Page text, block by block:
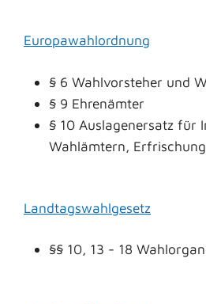
Europawahlordnung
§ 6 Wahlvorsteher und
§ 9 Ehrenämter
§ 10 Auslagenersatz für
Wahlämtern,
Landtagswahlgesetz
§§ 10, 13 - 18 Wa